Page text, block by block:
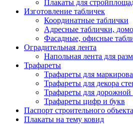
Плакаты для
Изготовление табличек
Координатные таблички
Адресные таблички,
Фасадные, офисные
Оградительная лента
Напольная лента для
Трафареты
Трафареты для
Трафареты для декора
Трафареты для дорожной
Трафареты цифр и букв
Паспорт строительного объекта
Плакаты на тему ковид